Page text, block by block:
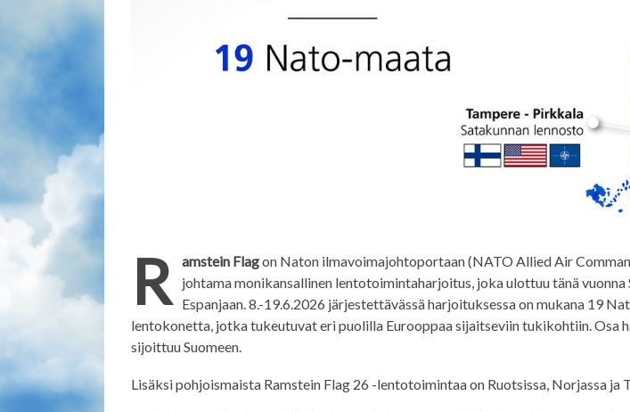
R amstein Flagon Naton ilmavoimajohtoportaan (NATO Allied Air
johtama monikansallinen lentotoimintaharjoitus, joka ulottuu tänä vuonna
Espanjaan. 8.-19.6.2026 järjestettävässä harjoituksessa on mukana 19
lentokonetta, jotka tukeutuvat eri puolilla Eurooppaa sijaitseviin tukikohtiin. Osa
sijoittuu Suomeen.
Lisäksi pohjoismaista Ramstein Flag 26 -lentotoimintaa on Ruotsissa, Norjassa ja